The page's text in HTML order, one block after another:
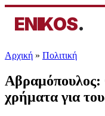
ENIKOS.
Αρχική » Πολιτική
Αβραμόπουλος:
χρήματα για